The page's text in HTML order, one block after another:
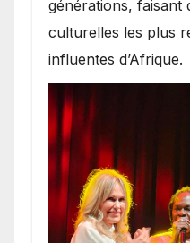
générations, faisant
culturelles les plus
influentes d’Afrique.